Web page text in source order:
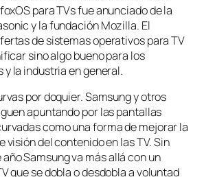
para TVs fue anunciado de la
y la fundación Mozilla. El
de sistemas operativos para TV
sino algo bueno para los
la industria en general.
por doquier. Samsung y otros
apuntando por las pantallas
como una forma de mejorar la
visión del contenido en las TV. Sin
Samsung va más allá con un
que se dobla o desdobla a voluntad